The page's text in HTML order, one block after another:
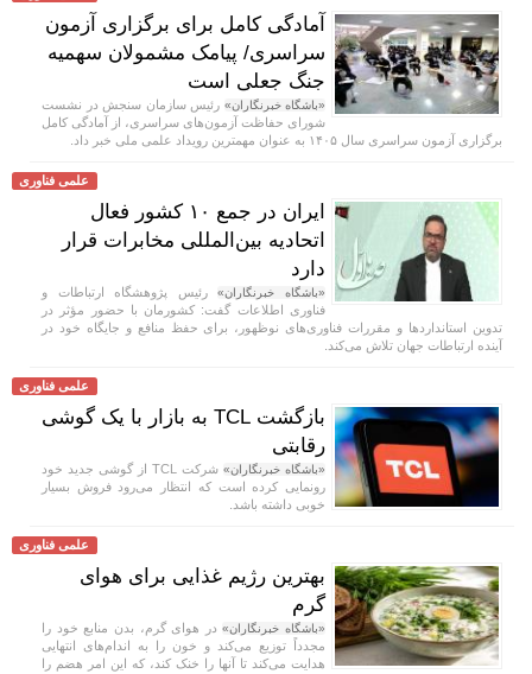
آمادگی کامل برای برگزاری آزمون
سراسری/ پیامک مشمولان سهمیه
جنگ جعلی است
«باشگاه خبرنگاران» رئیس سازمان سنجش در نشست
شورای حفاظت آزمون‌های سراسری، از آمادگی کامل
برگزاری آزمون سراسری سال ۱۴۰۵ به عنوان مهمترین رویداد علمی ملی خبر داد.
علمی فناوری
ایران در جمع ۱۰ کشور فعال
اتحادیه بین‌المللی مخابرات قرار
دارد
«باشگاه خبرنگاران»رئیس پژوهشگاه ارتباطات و
فناوری اطلاعات گفت: کشورمان با حضور مؤثر در
تدوین استاندارد‌ها و مقررات فناوری‌های نوظهور، برای حفظ منافع و جایگاه خود در
آینده ارتباطات جهان تلاش می‌کند.
علمی فناوری
بازگشت TCL به بازار با یک گوشی
رقابتی
«باشگاه خبرنگاران»
شرکت TCL از گوشی جدید خود
رونمایی کرده است که انتظار می‌رود فروش بسیار
خوبی داشته باشد.
علمی فناوری
بهترین رژیم غذایی برای هوای
گرم
«باشگاه خبرنگاران»در هوای گرم، بدن منابع خود را
مجدداً توزیع می‌کند و خون را به اندام‌های انتهایی
هدایت می‌کند تا آنها را خنک کند، که این امر هضم را